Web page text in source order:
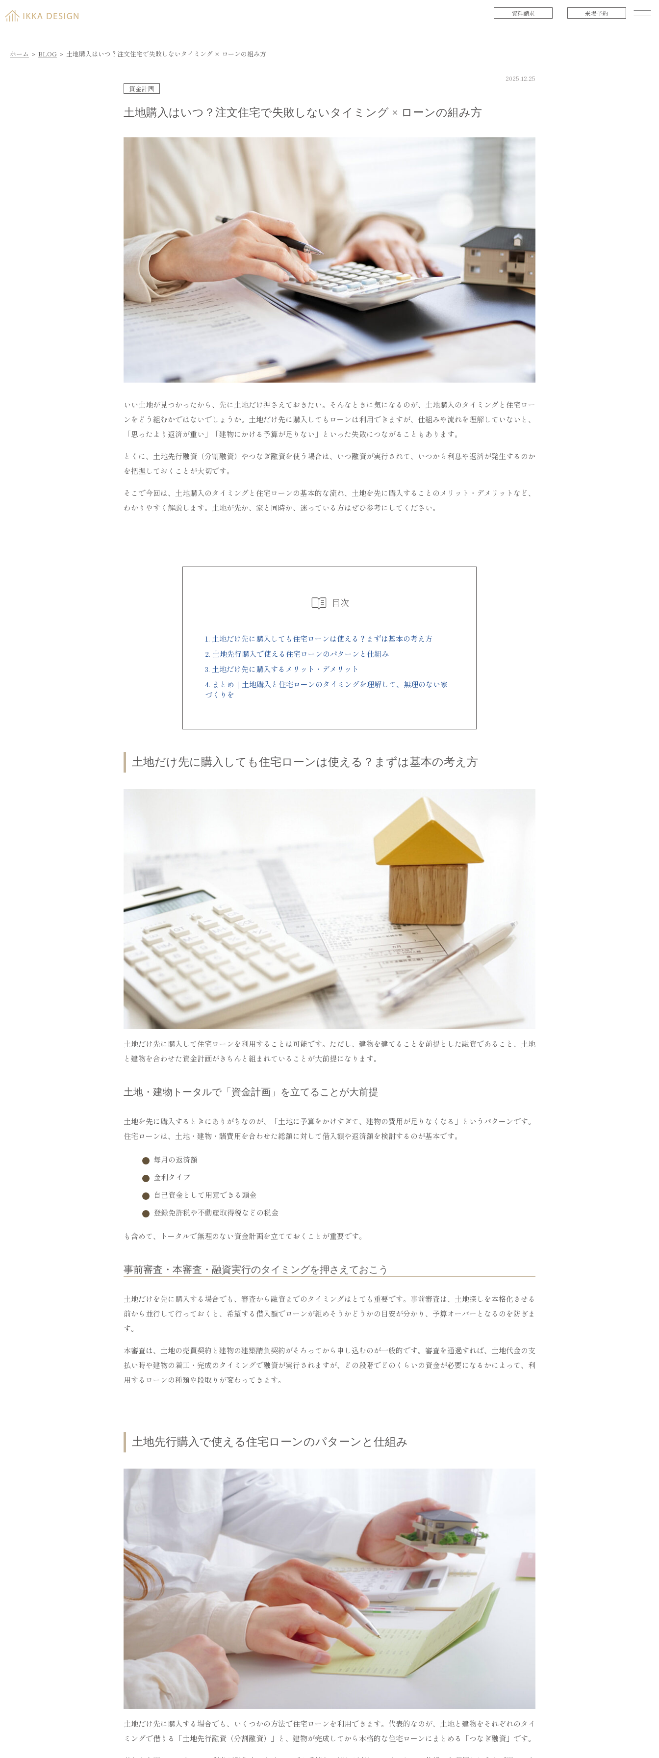
資料請求 来場予約
ホーム ＞ BLOG ＞ 土地購入はいつ？注文住宅で失敗しないタイミング × ローンの組み方
2025.12.25
資金計画
土地購入はいつ？注文住宅で失敗しないタイミング × ローンの組み方
いい土地が見つかったから、先に土地だけ押さえておきたい。そんなときに気になるのが、土地購入のタイミングと住宅ロー
ンをどう組むかではないでしょうか。土地だけ先に購入してもローンは利用できますが、仕組みや流れを理解していないと、
「思ったより返済が重い」「建物にかける予算が足りない」といった失敗につながることもあります。
とくに、土地先行融資（分割融資）やつなぎ融資を使う場合は、いつ融資が実行されて、いつから利息や返済が発生するのか
を把握しておくことが大切です。
そこで今回は、土地購入のタイミングと住宅ローンの基本的な流れ、土地を先に購入することのメリット・デメリットなど、
わかりやすく解説します。土地が先か、家と同時か、迷っている方はぜひ参考にしてください。
目次
1. 土地だけ先に購入しても住宅ローンは使える？まずは基本の考え方
2. 土地先行購入で使える住宅ローンのパターンと仕組み
3. 土地だけ先に購入するメリット・デメリット
4. まとめ｜土地購入と住宅ローンのタイミングを理解して、無理のない家
づくりを
土地だけ先に購入しても住宅ローンは使える？まずは基本の考え方
土地だけ先に購入して住宅ローンを利用することは可能です。ただし、建物を建てることを前提とした融資であること、土地
と建物を合わせた資金計画がきちんと組まれていることが大前提になります。
土地・建物トータルで「資金計画」を立てることが大前提
土地を先に購入するときにありがちなのが、「土地に予算をかけすぎて、建物の費用が足りなくなる」というパターンです。
住宅ローンは、土地・建物・諸費用を合わせた総額に対して借入額や返済額を検討するのが基本です。
毎月の返済額
金利タイプ
自己資金として用意できる頭金
登録免許税や不動産取得税などの税金
も含めて、トータルで無理のない資金計画を立てておくことが重要です。
事前審査・本審査・融資実行のタイミングを押さえておこう
土地だけを先に購入する場合でも、審査から融資までのタイミングはとても重要です。事前審査は、土地探しを本格化させる
前から並行して行っておくと、希望する借入額でローンが組めそうかどうかの目安が分かり、予算オーバーとなるのを防ぎま
す。
本審査は、土地の売買契約と建物の建築請負契約がそろってから申し込むのが一般的です。審査を通過すれば、土地代金の支
払い時や建物の着工・完成のタイミングで融資が実行されますが、どの段階でどのくらいの資金が必要になるかによって、利
用するローンの種類や段取りが変わってきます。
土地先行購入で使える住宅ローンのパターンと仕組み
土地だけ先に購入する場合でも、いくつかの方法で住宅ローンを利用できます。代表的なのが、土地と建物をそれぞれのタイ
ミングで借りる「土地先行融資（分割融資）」と、建物が完成してから本格的な住宅ローンにまとめる「つなぎ融資」です。